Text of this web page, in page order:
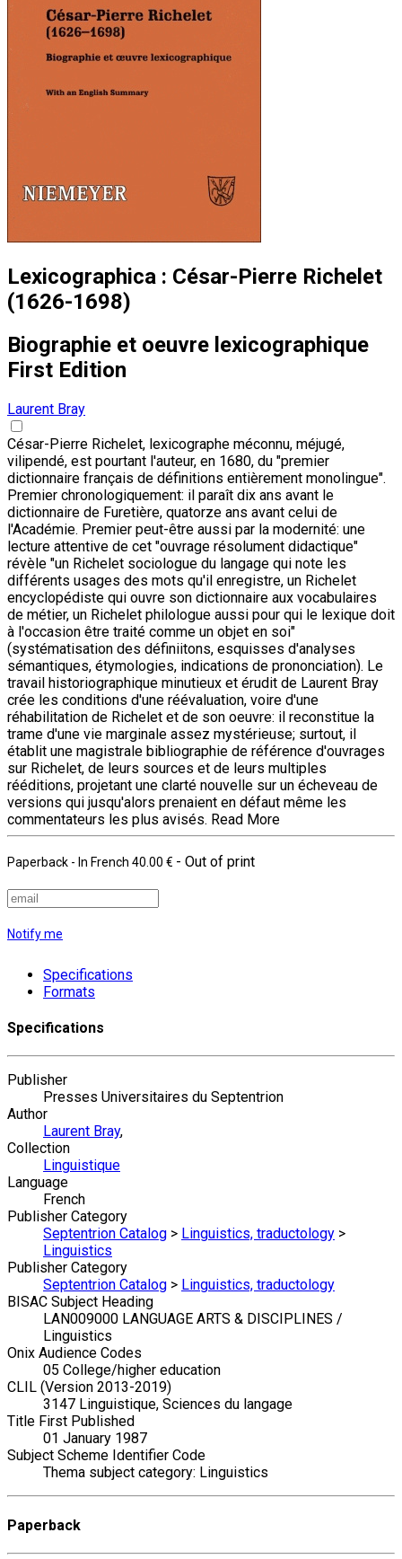
Lexicographica : César-Pierre Richelet
(1626-1698)
Biographie et oeuvre lexicographique
First Edition
Laurent Bray
César-Pierre Richelet, lexicographe méconnu, méjugé,
vilipendé, est pourtant l'auteur, en 1680, du "premier
dictionnaire français de définitions entièrement monolingue".
Premier chronologiquement: il paraît dix ans avant le
dictionnaire de Furetière, quatorze ans avant celui de
l'Académie. Premier peut-être aussi par la modernité: une
lecture attentive de cet "ouvrage résolument didactique"
révèle "un Richelet sociologue du langage qui note les
différents usages des mots qu'il enregistre, un Richelet
encyclopédiste qui ouvre son dictionnaire aux vocabulaires
de métier, un Richelet philologue aussi pour qui le lexique doit
à l'occasion être traité comme un objet en soi"
(systématisation des définiitons, esquisses d'analyses
sémantiques, étymologies, indications de prononciation). Le
travail historiographique minutieux et érudit de Laurent Bray
crée les conditions d'une réévaluation, voire d'une
réhabilitation de Richelet et de son oeuvre: il reconstitue la
trame d'une vie marginale assez mystérieuse; surtout, il
établit une magistrale bibliographie de référence d'ouvrages
sur Richelet, de leurs sources et de leurs multiples
rééditions, projetant une clarté nouvelle sur un écheveau de
versions qui jusqu'alors prenaient en défaut même les
commentateurs les plus avisés. Read More
Paperback - In French 40.00 € - Out of print
Notify me
Specifications
Formats
Specifications
Publisher
Presses Universitaires du Septentrion
Author
Laurent Bray,
Collection
Linguistique
Language
French
Publisher Category
Septentrion Catalog > Linguistics, traductology >
Linguistics
Publisher Category
Septentrion Catalog > Linguistics, traductology
BISAC Subject Heading
LAN009000 LANGUAGE ARTS & DISCIPLINES /
Linguistics
Onix Audience Codes
05 College/higher education
CLIL (Version 2013-2019)
3147 Linguistique, Sciences du langage
Title First Published
01 January 1987
Subject Scheme Identifier Code
Thema subject category: Linguistics
Paperback